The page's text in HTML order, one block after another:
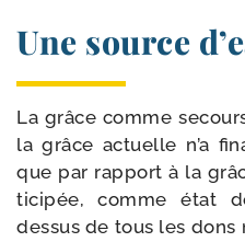
Une source
La grâce comme
la grâce actuelle n’a
que par rap­port à la
ti­ci­pée, comme état
dessus de tous les dons